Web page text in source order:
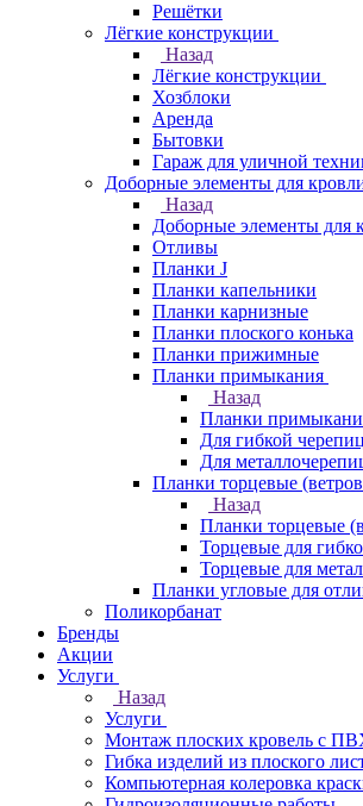
Решётки
Лёгкие конструкции
Назад
Лёгкие конструкции
Хозблоки
Аренда
Бытовки
Гараж для уличной
Доборные элементы для
Назад
Доборные элементы для
Отливы
Планки J
Планки капельники
Планки карнизные
Планки плоского конька
Планки прижимные
Планки примыкания
Назад
Планки
Для гибкой
Для
Планки торцевые
Назад
Планки торцевые
Торцевые для
Торцевые для
Планки угловые для
Поликорбанат
Бренды
Акции
Услуги
Назад
Услуги
Монтаж плоских кровель с
Гибка изделий из плоского
Компьютерная колеровка